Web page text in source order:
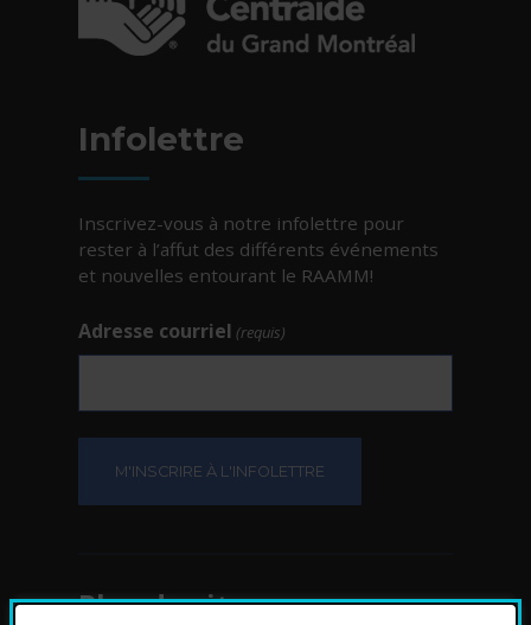
Infolettre
Inscrivez-vous à notre infolettre pour
rester à l’affut des différents événements
et nouvelles entourant le RAAMM!
Adresse courriel (requis)
Plan du site